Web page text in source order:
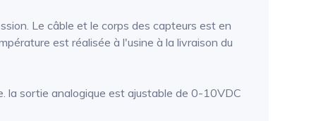
Le câble et le corps des capteurs est en
est réalisée à l'usine à la livraison du
la sortie analogique est ajustable de 0-10VDC